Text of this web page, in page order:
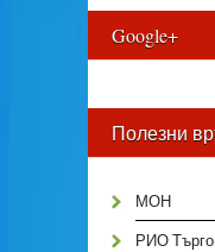
Google+
Полезни
МОН
РИО